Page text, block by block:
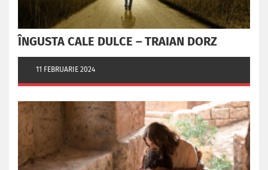
ÎNGUSTA CALE DULCE – TRAIAN DORZ
11 FEBRUARIE 2024